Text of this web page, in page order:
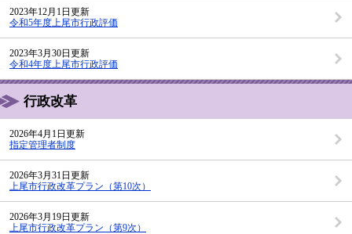
2023年12月1日更新
令和5年度上尾市行政評価
2023年3月30日更新
令和4年度上尾市行政評価
行政改革
2026年4月1日更新
指定管理者制度
2026年3月31日更新
上尾市行政改革プラン（第10次）
2026年3月19日更新
上尾市行政改革プラン（第9次）